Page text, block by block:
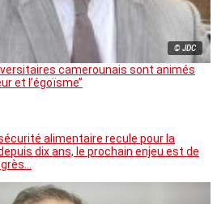
© JDC
camerounais sont animés
et l’égoïsme’’
alimentaire recule pour la
dix ans, le prochain enjeu est de